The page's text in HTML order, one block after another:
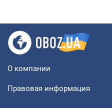
О компании
Правовая информация